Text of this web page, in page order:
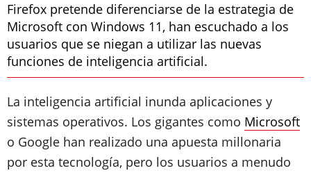
Firefox pretende diferenciarse de la estrategia de
Microsoft con Windows 11, han escuchado a los
usuarios que se niegan a utilizar las nuevas
funciones de inteligencia artificial.
La inteligencia artificial inunda aplicaciones y
sistemas operativos. Los gigantes como Microsoft
o Google han realizado una apuesta millonaria
por esta tecnología, pero los usuarios a menudo